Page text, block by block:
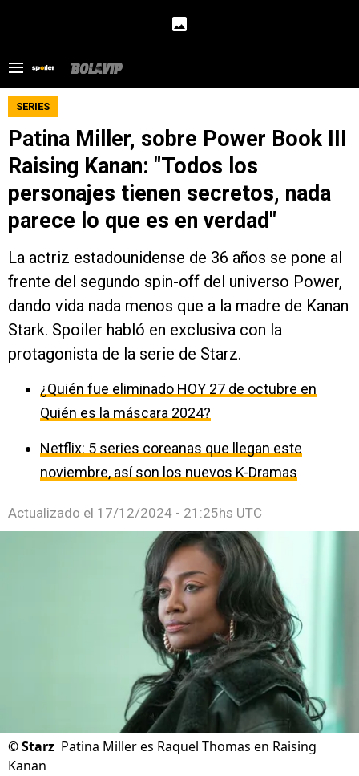
SERIES
Patina Miller, sobre Power Book III
Raising Kanan: "Todos los
personajes tienen secretos, nada
parece lo que es en verdad"
La actriz estadounidense de 36 años se pone al
frente del segundo spin-off del universo Power,
dando vida nada menos que a la madre de Kanan
Stark. Spoiler habló en exclusiva con la
protagonista de la serie de Starz.
¿Quién fue eliminado HOY 27 de octubre en
Quién es la máscara 2024?
Netflix: 5 series coreanas que llegan este
noviembre, así son los nuevos K-Dramas
Actualizado el 17/12/2024 - 21:25hs UTC
©Starz Patina Miller es Raquel Thomas en Raising
Kanan